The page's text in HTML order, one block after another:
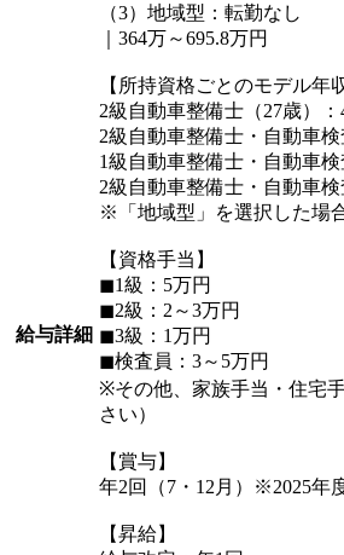
給与詳細
（3）地域型：転勤なし
｜364万～695.8万円
【所持資格ごとのモデル年
2級自動車整備士（27歳）：
2級自動車整備士・自動車
1級自動車整備士・自動車
2級自動車整備士・自動車
※「地域型」を選択した場
【資格手当】
◼︎1級：5万円
◼︎2級：2～3万円
◼︎3級：1万円
◼︎検査員：3～5万円
※その他、家族手当・住宅
さい）
【賞与】
年2回（7・12月）※2025年
【昇給】